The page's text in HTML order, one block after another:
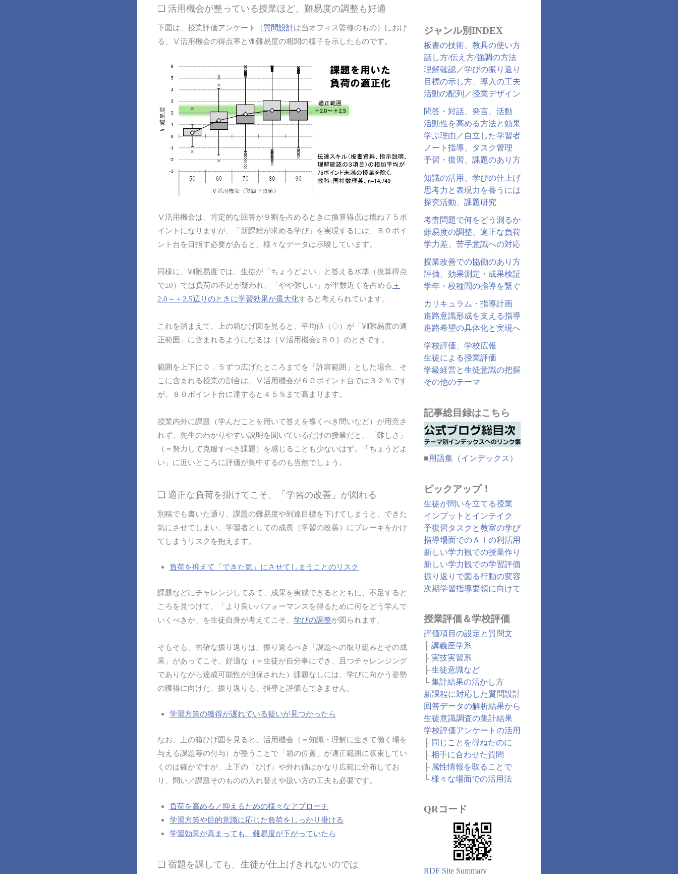
❏ 活用機会が整っている授業ほど、難易度の調整も好適
下図は、授業評価アンケート（質問設計は当オフィス監修のもの）におけ
る、Ⅴ活用機会の得点率とⅧ難易度の相関の様子を示したものです。
Ⅴ活用機会は、肯定的な回答が９割を占めるときに換算得点は概ね７５ポ
イントになりますが、「新課程が求める学び」を実現するには、８０ポイ
ント台を目指す必要があると、様々なデータは示唆しています。
同様に、Ⅷ難易度では、生徒が「ちょうどよい」と答える水準（換算得点
で±0）では負荷の不足が疑われ、「やや難しい」が半数近くを占める ＋
2.0～＋2.5辺りのときに学習効果が最大化すると考えられています。
これを踏まえて、上の箱ひげ図を見ると、平均値（◇）が「Ⅷ難易度の適
正範囲」に含まれるようになるは｛Ⅴ活用機会≧８０｝のときです。
範囲を上下に０．５ずつ広げたところまでを「許容範囲」とした場合、そ
こに含まれる授業の割合は、Ⅴ活用機会が６０ポイント台では３２％です
が、８０ポイント台に達すると４５％まで高まります。
授業内外に課題（学んだことを用いて答えを導くべき問いなど）が用意さ
れず、先生のわかりやすい説明を聞いているだけの授業だと、「難しさ」
（＝努力して克服すべき課題）を感じることも少ないはず。「ちょうどよ
い」に近いところに評価が集中するのも当然でしょう。
❏ 適正な負荷を掛けてこそ、「学習の改善」が図れる
別稿でも書いた通り、課題の難易度や到達目標を下げてしまうと、できた
気にさせてしまい、学習者としての成長（学習の改善）にブレーキをかけ
てしまうリスクを抱えます。
負荷を抑えて「できた気」にさせてしまうことのリスク
課題などにチャレンジしてみて、成果を実感できるとともに、不足すると
ころを見つけて、「より良いパフォーマンスを得るために何をどう学んで
いくべきか」を生徒自身が考えてこそ、 学びの調整が図られます。
そもそも、的確な振り返りは、振り返るべき「課題への取り組みとその成
果」があってこそ。好適な（＝生徒が自分事にでき、且つチャレンジング
でありながら達成可能性が担保された）課題なしには、学びに向かう姿勢
の獲得に向けた、振り返りも、指導と評価もできません。
学習方策の獲得が遅れている疑いが見つかったら
なお、上の箱ひげ図を見ると、活用機会（＝知識・理解に生きて働く場を
与える課題等の付与）が整うことで「箱の位置」が適正範囲に収束してい
くのは確かですが、上下の「ひげ」や外れ値はかなり広範に分布してお
り、問い／課題そのものの入れ替えや扱い方の工夫も必要です。
負荷を高める／抑えるための様々なアプローチ
学習方策や目的意識に応じた負荷をしっかり掛ける
学習効果が高まっても、難易度が下がっていたら
❏ 宿題を課しても、生徒が仕上げきれないのでは
ジャンル別INDEX
板書の技術、教具の使い方
話し方/伝え方/強調の方法
理解確認／学びの振り返り
目標の示し方、導入の工夫
活動の配列／授業デザイン
問答・対話、発言、活動
活動性を高める方法と効果
学ぶ理由／自立した学習者
ノート指導、タスク管理
予習・復習、課題のあり方
知識の活用、学びの仕上げ
思考力と表現力を養うには
探究活動、課題研究
考査問題で何をどう測るか
難易度の調整、適正な負荷
学力差、苦手意識への対応
授業改善での協働のあり方
評価、効果測定・成果検証
学年・校種間の指導を繋ぐ
カリキュラム・指導計画
進路意識形成を支える指導
進路希望の具体化と実現へ
学校評価、学校広報
生徒による授業評価
学級経営と生徒意識の把握
その他のテーマ
記事総目録はこちら
■用語集（インデックス）
ピックアップ！
生徒が問いを立てる授業
インプットとインテイク
予復習タスクと教室の学び
指導場面でのＡＩの利活用
新しい学力観での授業作り
新しい学力観での学習評価
振り返りで図る行動の変容
次期学習指導要領に向けて
授業評価＆学校評価
評価項目の設定と質問文
├講義座学系
├実技実習系
├生徒意識など
└集計結果の活かし方
新課程に対応した質問設計
回答データの解析結果から
生徒意識調査の集計結果
学校評価アンケートの活用
├ 同じことを尋ねたのに
├相手に合わせた質問
├ 属性情報を取ることで
└様々な場面での活用法
QRコード
RDF Site Summary